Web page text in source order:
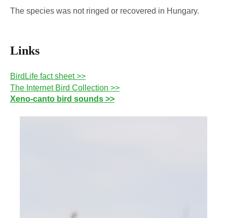
The species was not ringed or recovered in Hungary.
Links
BirdLife fact sheet >>
The Internet Bird Collection >>
Xeno-canto bird sounds >>